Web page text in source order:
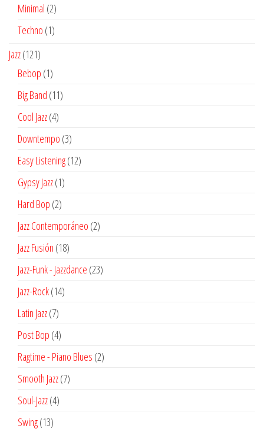
Minimal 22
productos
Techno 11
Jazz 121121
productos
Bebop 11
producto
Big Band 1111
Cool Jazz 44
productos
Downtempo 33
productos
Easy Listening 1212
Gypsy Jazz 11
Hard Bop 22
productos
Jazz Contemporáneo 22
Jazz Fusión 1818
productos
Jazz-Funk - Jazzdance 2323
Jazz-Rock 1414
Latin Jazz 77
productos
Post Bop 44
productos
Ragtime - Piano Blues 22
Smooth Jazz 77
Soul-Jazz 44
Swing 1313